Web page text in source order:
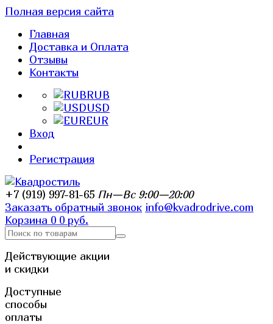
Полная версия сайта
Главная
Доставка и Оплата
Отзывы
Контакты
RUB
USD
EUR
Вход
Регистрация
+7 (919) 997-81-65 Пн—Вс 9:00—20:00
Заказать обратный звонок info@kvadrodrive.com
Корзина 0 0 руб.
Действующие акции
и скидки
Доступные
способы
оплаты